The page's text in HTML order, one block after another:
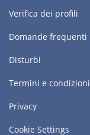
Verifica dei profili
Domande frequenti
Disturbi
Termini e condizioni
Privacy
Cookie Settings